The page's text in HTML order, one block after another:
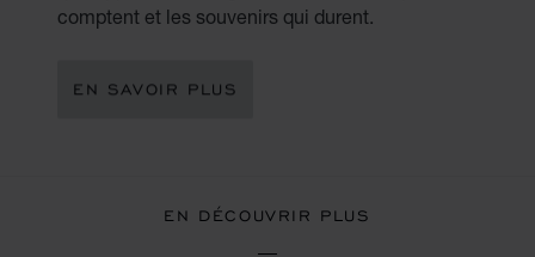
comptent et les souvenirs qui durent.
EN SAVOIR PLUS
EN DÉCOUVRIR PLUS